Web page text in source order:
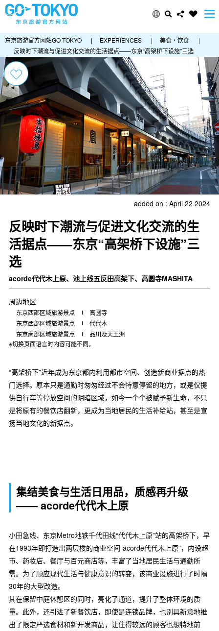
东京旅游官方网站GO TOKYO | EXPERIENCES | 美食・饮食
|
反映时下潮流与促进文化交流的生活据点——东京“高架桥下设施”三选
added on : April 22 2024
反映时下潮流与促进文化交流的生
活据点——东京“高架桥下设施”三
选
acorde代代木上原、池上线五反田高架下、高圆寺MASHITA
周边地区
东京西部区域旅游景点
高圆寺
东京西部区域旅游景点
代代木
东京南部区域旅游景点
品川及天王洲
※切换页面语言时内容可能不同。
“高架桥下”近年成为东京都内利用都市空间、创造新商业据点的热
门选择。原本只是通勤时匆匆经过不会特意停留的地方，或是仅提
供自行车等停放空间的阴暗区域，如今一个个被赋予新生命，不只
是将原有的餐饮店翻新，更成为当地居民的生活补给站，甚至是宣
扬当地文化的新据点。
集结美食与生活日用品，质感再升级
―― acorde代代木上原
小田急线、东京Metro地铁千代田线“代代木上原”站的高架桥下，早
在1993年即打造出两层楼的商业空间“acorde代代木上原”，内设超
市、药妆店、餐厅与百元商店等，丰富了当地居民生活与通勤所
需。为了顺应现代生活与健康意识的转变，该商业设施进行了时隔
30年的大型改造。
其在保留中庭休憩区的同时，亮化了通道，提升了整体环境的质
量。此外，还引进了新餐饮店，即使是连锁品牌，也别具新意地推
出了限定严选食材和新开发商品，让住得较远的顾客也想特地前